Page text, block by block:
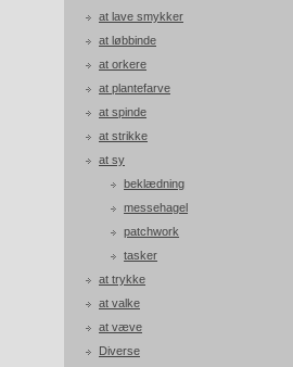
at lave smykker
at løbbinde
at orkere
at plantefarve
at spinde
at strikke
at sy
beklædning
messehagel
patchwork
tasker
at trykke
at valke
at væve
Diverse